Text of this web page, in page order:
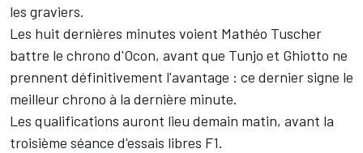
les graviers.
Les huit dernières minutes voient Mathéo Tuscher
battre le chrono d'Ocon, avant que Tunjo et Ghiotto ne
prennent définitivement l'avantage : ce dernier signe le
meilleur chrono à la dernière minute.
Les qualifications auront lieu demain matin, avant la
troisième séance d'essais libres F1.